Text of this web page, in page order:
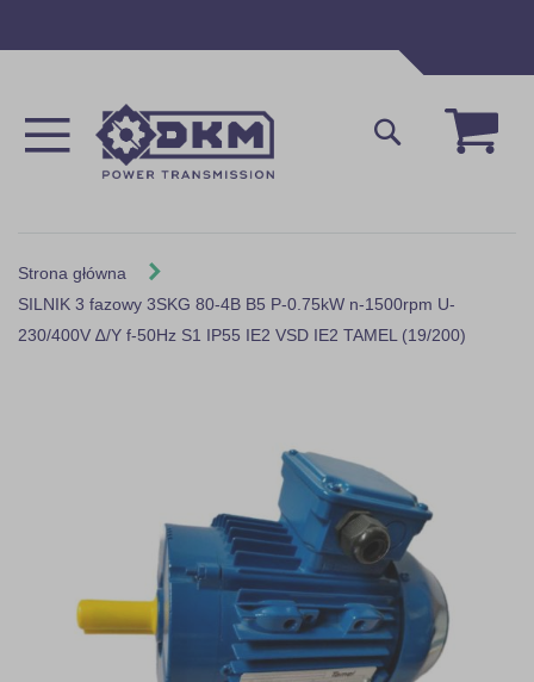
Mój
Szukaj
Strona główna
SILNIK 3 fazowy 3SKG 80-4B B5 P-0.75kW n-1500rpm U-
230/400V ∆/Y f-50Hz S1 IP55 IE2 VSD IE2 TAMEL (19/200)